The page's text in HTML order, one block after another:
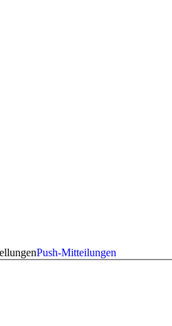
Push-Mitteilungen